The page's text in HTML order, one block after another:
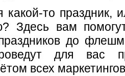
какой-то праздник,
Здесь вам
до
для вас
всех